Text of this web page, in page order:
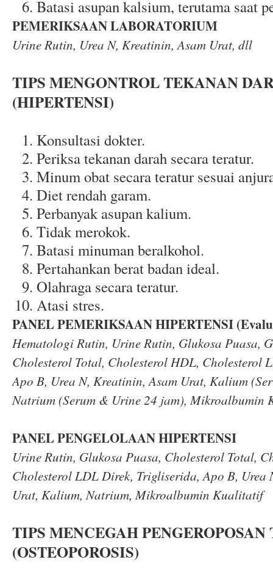
Batasi asupan kalsium, terutama saat
PEMERIKSAAN LABORATORIUM
Urine Rutin, Urea N, Kreatinin, Asam Urat, dll
TIPS MENGONTROL TEKANAN
(HIPERTENSI)
Konsultasi dokter.
Periksa tekanan darah secara teratur.
Minum obat secara teratur sesuai
Diet rendah garam.
Perbanyak asupan kalium.
Tidak merokok.
Batasi minuman beralkohol.
Pertahankan berat badan ideal.
Olahraga secara teratur.
Atasi stres.
PANEL PEMERIKSAAN HIPERTENSI
Hematologi Rutin, Urine Rutin, Glukosa Puasa,
Cholesterol Total, Cholesterol HDL, Cholesterol
Apo B, Urea N, Kreatinin, Asam Urat, Kalium
Natrium (Serum & Urine 24 jam), Mikroalbumin
PANEL PENGELOLAAN HIPERTENSI
Urine Rutin, Glukosa Puasa, Cholesterol Total,
Cholesterol LDL Direk, Trigliserida, Apo B, Urea
Urat, Kalium, Natrium, Mikroalbumin Kualitatif
TIPS MENCEGAH
(OSTEOPOROSIS)